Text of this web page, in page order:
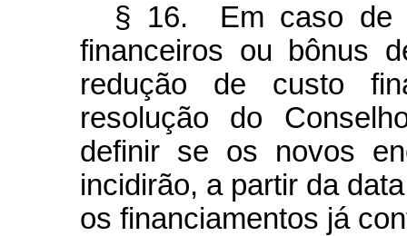
§ 16. Em caso de
financeiros ou bônus
redução de custo
resolução do
definir se os novos
incidirão, a partir da
os financiamentos já